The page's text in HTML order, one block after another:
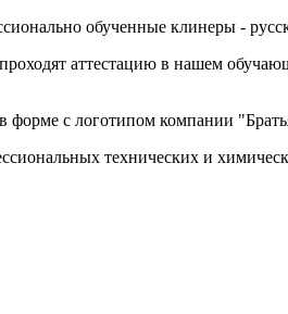
обученные клинеры -
аттестацию в нашем
форме с логотипом компании
технических и